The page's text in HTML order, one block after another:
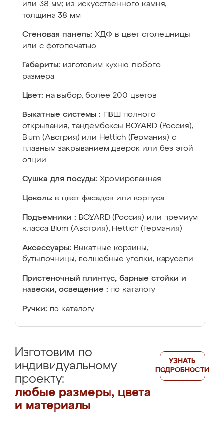
или 38 мм; из искусственного камня,
толщина 38 мм
Стеновая панель: ХДФ в цвет столешницы
или с фотопечатью
Габариты: изготовим кухню любого
размера
Цвет: на выбор, более 200 цветов
Выкатные системы :
ПВШ полного
открывания, тандембоксы BOYARD (Россия),
Blum (Австрия) или Hettich (Германия) с
плавным закрыванием дверок или без этой
опции
Сушка для посуды: Хромированная
Цоколь: в цвет фасадов или корпуса
Подъемники : BOYARD (Россия) или премиум
класса Blum (Австрия), Hettich (Германия)
Аксессуары: Выкатные корзины,
бутылочницы, волшебные уголки, карусели
Пристеночный плинтус, барные стойки и
навески, освещение : по каталогу
Ручки: по каталогу
Изготовим по
индивидуальному
проекту:
любые размеры, цвета
и материалы
УЗНАТЬ
ПОДРОБНОСТИ